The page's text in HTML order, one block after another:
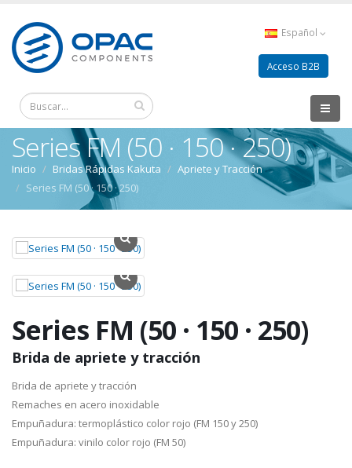
Español
Acceso B2B
Series FM (50 · 150 · 250)
Inicio Bridas Rápidas Kakuta
Apriete y Tracción
Series FM (50 · 150 · 250)
Series FM (50 · 150 · 250)
Brida de apriete y tracción
Brida de apriete y tracción
Remaches en acero inoxidable
Empuñadura: termoplástico color rojo (FM 150 y 250)
Empuñadura: vinilo color rojo (FM 50)